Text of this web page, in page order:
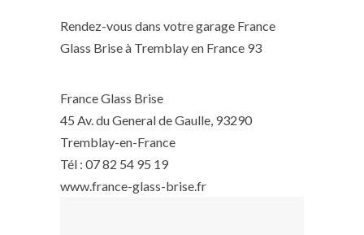
Rendez-vous dans votre garage France
Glass Brise à Tremblay en France 93
France Glass Brise
45 Av. du General de Gaulle, 93290
Tremblay-en-France
Tél : 07 82 54 95 19
www.france-glass-brise.fr